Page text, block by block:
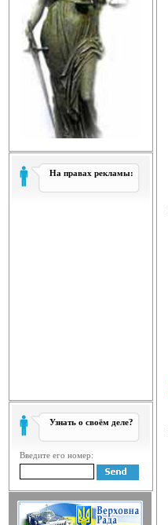
На правах рекламы:
Узнать о своём деле?
Введите его номер: